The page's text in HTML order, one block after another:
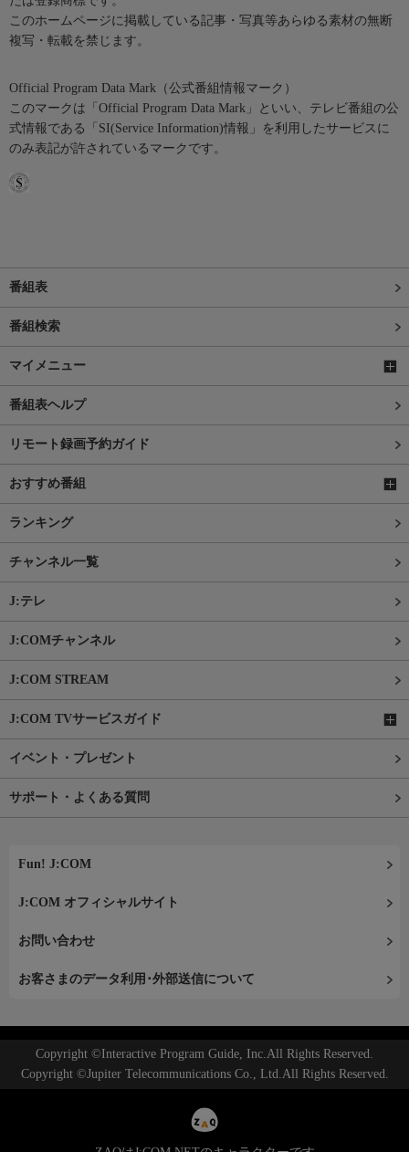
このホームページに掲載している記事・写真等あらゆる素材の無断
複写・転載を禁じます。
Official Program Data Mark（公式番組情報マーク）
このマークは「Official Program Data Mark」といい、テレビ番組の公
式情報である「SI(Service Information)情報」を利用したサービスに
のみ表記が許されているマークです。
番組表
番組検索
マイメニュー
番組表ヘルプ
リモート録画予約ガイド
おすすめ番組
ランキング
チャンネル一覧
J:テレ
J:COMチャンネル
J:COM STREAM
J:COM TVサービスガイド
イベント・プレゼント
サポート・よくある質問
Fun! J:COM
J:COM オフィシャルサイト
お問い合わせ
お客さまのデータ利用･外部送信について
Copyright ©Interactive Program Guide, Inc.All Rights Reserved.
Copyright ©Jupiter Telecommunications Co., Ltd.All Rights Reserved.